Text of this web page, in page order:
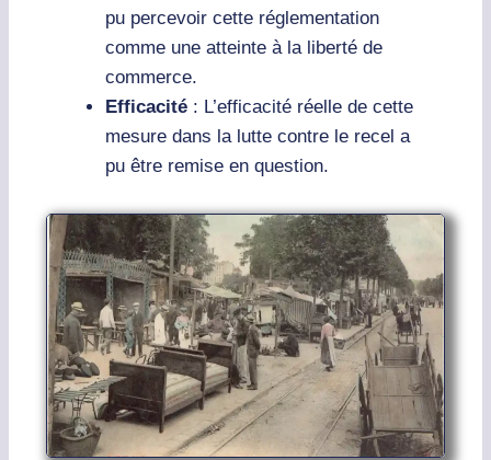
pu percevoir cette réglementation
comme une atteinte à la liberté de
commerce.
Efficacité : L’efficacité réelle de cette
mesure dans la lutte contre le recel a
pu être remise en question.